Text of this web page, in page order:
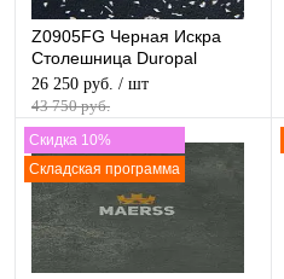
Z0905FG Черная Искра
Столешница Duropal
матовая
26 250 руб. / шт
43 750 руб.
Скидка 10%
Складская программа